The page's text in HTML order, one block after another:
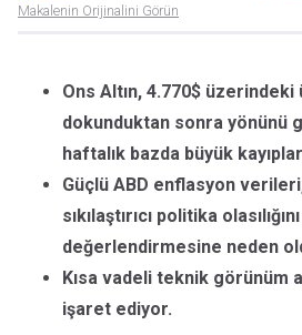
Makalenin Orijinalini Görün
Ons Altın, 4.770$
dokunduktan sonra yönünü
haftalık bazda büyük
Güçlü ABD enflasyon
sıkılaştırıcı politika
değerlendirmesine neden
Kısa vadeli teknik görünüm
işaret ediyor.